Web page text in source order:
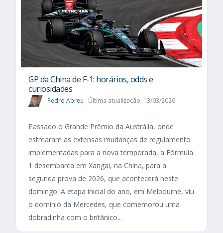
GP da China de F-1: horários, odds e
curiosidades
Pedro Abreu Última atualização: 13/03/2026
Passado o Grande Prêmio da Austrália, onde
estrearam as extensas mudanças de regulamento
implementadas para a nova temporada, a Fórmula
1 desembarca em Xangai, na China, para a
segunda prova de 2026, que acontecerá neste
domingo. A etapa inicial do ano, em Melbourne, viu
o domínio da Mercedes, que comemorou uma
dobradinha com o britânico...